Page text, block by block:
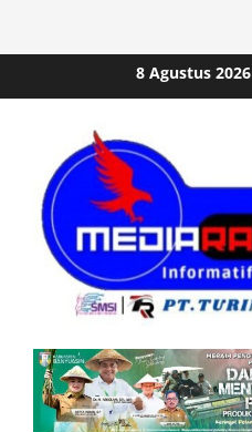
to
8 Agustus 2026